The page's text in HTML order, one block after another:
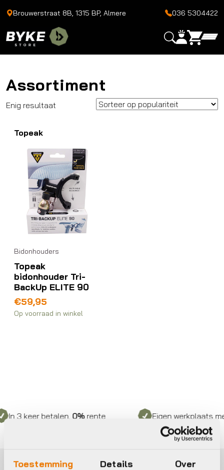
Toestemming Details Over
Brouwerstraat 8B, 1315 BP, Almere 036 5304422
Assortiment
Enig resultaat
Topeak
Bidonhouders
Topeak
bidonhouder Tri-
BackUp ELITE 90
€59,95
Op voorraad in winkel
3 keer betalen,0%rente Eigen werkplaats met